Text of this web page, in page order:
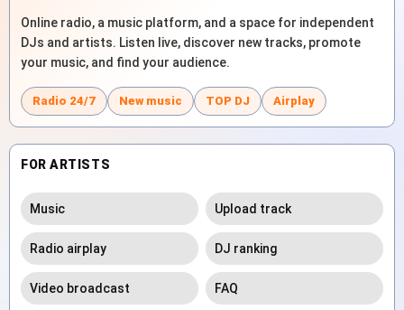
Online radio, a music platform, and a space for independent
DJs and artists. Listen live, discover new tracks, promote
your music, and find your audience.
Radio 24/7 New music TOP DJ Airplay
FOR ARTISTS
Music Upload track
Radio airplay DJ ranking
Video broadcast FAQ